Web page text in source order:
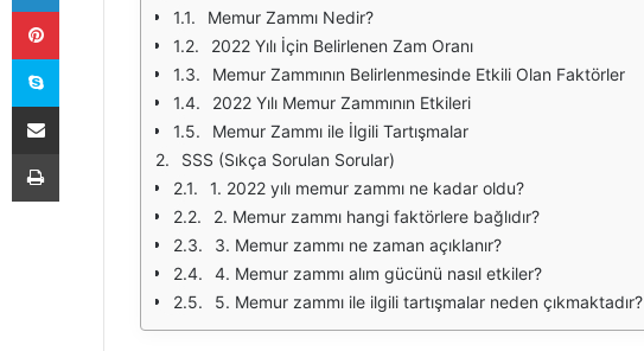
Memur Zammı Nedir?
2022 Yılı İçin Belirlenen Zam Oranı
Memur Zammının Belirlenmesinde Etkili Olan Faktörler
2022 Yılı Memur Zammının Etkileri
Memur Zammı ile İlgili Tartışmalar
SSS (Sıkça Sorulan Sorular)
1. 2022 yılı memur zammı ne kadar oldu?
2. Memur zammı hangi faktörlere bağlıdır?
3. Memur zammı ne zaman açıklanır?
4. Memur zammı alım gücünü nasıl etkiler?
5. Memur zammı ile ilgili tartışmalar neden çıkmaktadır?
Pinterest
Skype
E-Posta ile paylaş